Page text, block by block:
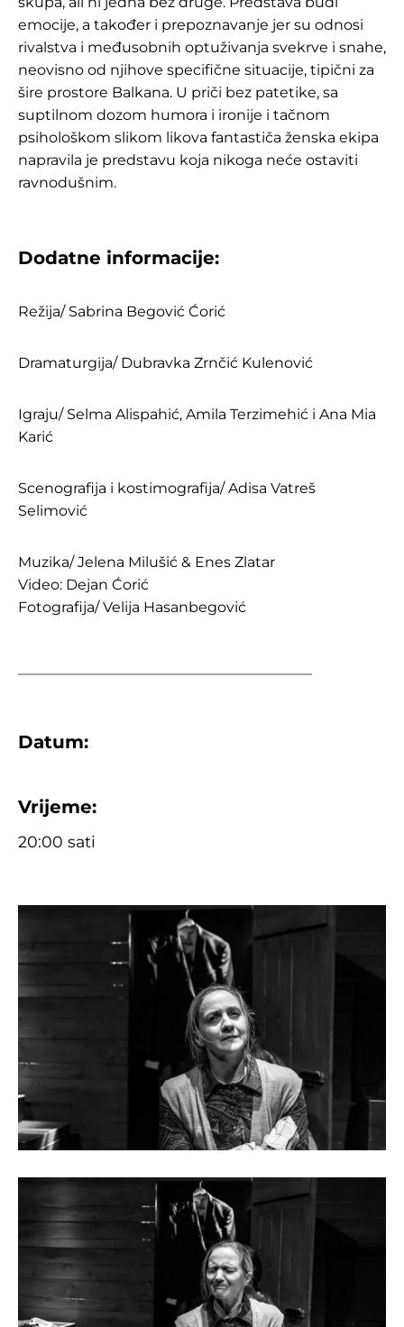
emocije, a također i prepoznavanje jer su odnosi
rivalstva i međusobnih optuživanja svekrve i snahe,
neovisno od njihove specifične situacije, tipični za
šire prostore Balkana. U priči bez patetike, sa
suptilnom dozom humora i ironije i tačnom
psihološkom slikom likova fantastiča ženska ekipa
napravila je predstavu koja nikoga neće ostaviti
ravnodušnim.
Dodatne informacije:
Režija/ Sabrina Begović Ćorić
Dramaturgija/ Dubravka Zrnčić Kulenović
Igraju/ Selma Alispahić, Amila Terzimehić i Ana Mia
Karić
Scenografija i kostimografija/ Adisa Vatreš
Selimović
Muzika/ Jelena Milušić & Enes Zlatar
Video: Dejan Ćorić
Fotografija/ Velija Hasanbegović
Datum:
Vrijeme:
20:00 sati